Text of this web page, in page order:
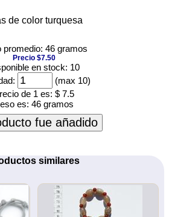
de color turquesa
promedio: 46 gramos
Precio $7.50
en stock: 10
(max 10)
de 1 es: $ 7.5
es: 46 gramos
fue añadido
similares